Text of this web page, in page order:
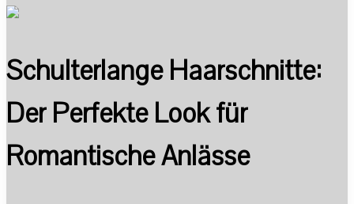
Schulterlange Haarschnitte:
Der Perfekte Look für
Romantische Anlässe